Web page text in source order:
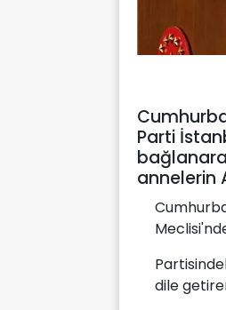
Parti
annelerin
dile